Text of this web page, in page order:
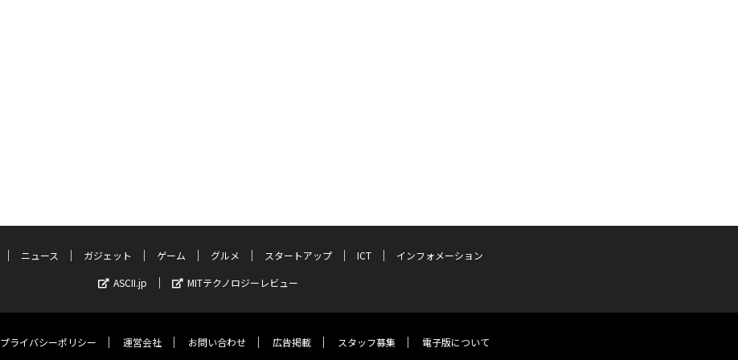
ニュース ガジェット ゲーム グルメ スタートアップ ICT
インフォメーション
ASCII.jp
MITテクノロジーレビュー
プライバシーポリシー 運営会社 お問い合わせ 広告掲載 スタッフ募集 電子版について